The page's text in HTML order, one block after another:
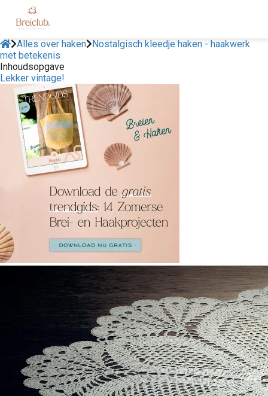
Alles over haken
Nostalgisch kleedje haken - haakwerk
met betekenis
Inhoudsopgave
Lekker vintage!